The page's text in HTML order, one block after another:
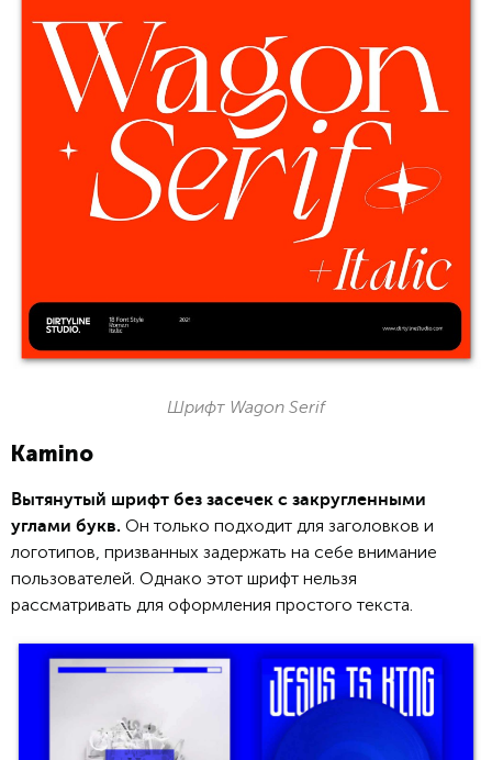
Шрифт Wagon Serif
Kamino
Вытянутый шрифт без засечек с закругленными
углами букв. Он только подходит для заголовков и
логотипов, призванных задержать на себе внимание
пользователей. Однако этот шрифт нельзя
рассматривать для оформления простого текста.